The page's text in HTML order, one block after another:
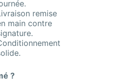
remise
main contre
?